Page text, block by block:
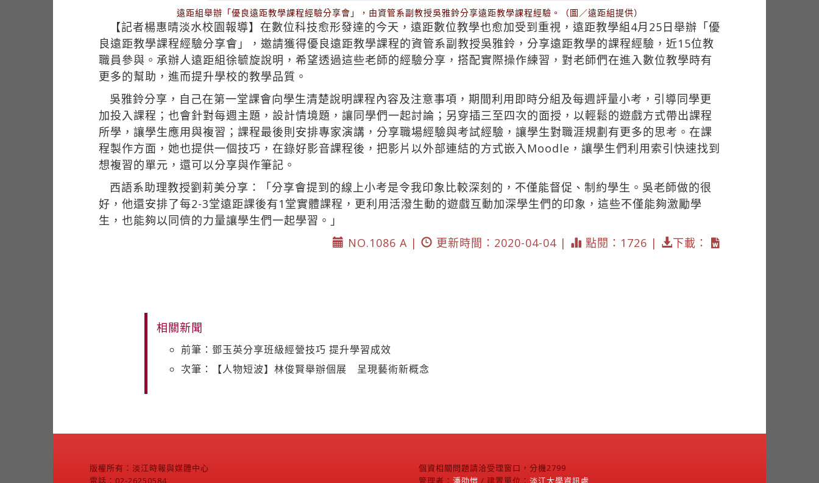
遠距組舉辦「優良遠距教學課程經驗分享會」，由資管系副教授吳雅鈴分享遠距教學課程經驗。（圖／遠距組提供）
【記者楊惠晴淡水校園報導】在數位科技愈形發達的今天，遠距數位教學也愈加受到重視，遠距教學組4月25日舉辦「優
良遠距教學課程經驗分享會」，邀請獲得優良遠距教學課程的資管系副教授吳雅鈴，分享遠距教學的課程經驗，近15位教
職員參與。承辦人遠距組徐毓旋說明，希望透過這些老師的經驗分享，搭配實際操作練習，對老師們在進入數位教學時有
更多的幫助，進而提升學校的教學品質。
吳雅鈴分享，自己在第一堂課會向學生清楚說明課程內容及注意事項，期間利用即時分組及每週評量小考，引導同學更
加投入課程；也會針對每週主題，設計情境題，讓同學們一起討論；另穿插三至四次的面授，以輕鬆的遊戲方式帶出課程
所學，讓學生應用與複習；課程最後則安排專家演講，分享職場經驗與考試經驗，讓學生對職涯規劃有更多的思考。在課
程製作方面，她也提供一個技巧，在錄好影音課程後，把影片以外部連結的方式嵌入Moodle，讓學生們利用索引快速找到
想複習的單元，還可以分享與作筆記。
西語系助理教授劉莉美分享：「分享會提到的線上小考是令我印象比較深刻的，不僅能督促、制約學生。吳老師做的很
好，他還安排了每2-3堂遠距課後有1堂實體課程，更利用活潑生動的遊戲互動加深學生們的印象，這些不僅能夠激勵學
生，也能夠以同儕的力量讓學生們一起學習。」
NO.1086 A |
更新時間：2020-04-04 | 點閱：1726 | 下載：
相關新聞
前筆：鄧玉英分享班級經營技巧 提升學習成效
次筆：【人物短波】林俊賢舉辦個展 呈現藝術新概念
版權所有：淡江時報與媒體中心
電話：02-26250584
個資相關問題請洽受理窗口，分機2799
管理者： 潘劭愷 / 建置單位： 淡江大學資訊處